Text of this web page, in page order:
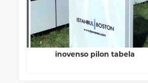
Sancaktepe Belediyesi Pilon